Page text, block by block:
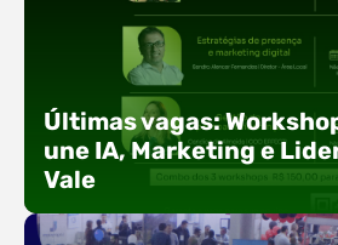
Últimas vagas:
une IA, Marketing e
Vale